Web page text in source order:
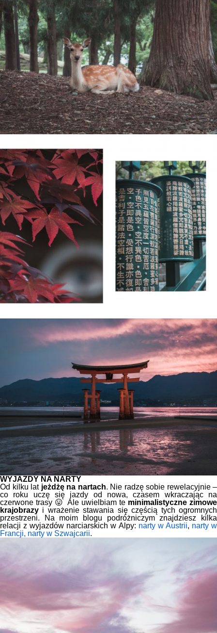
WYJAZDY NA NARTY
Od kilku lat jeżdżę na nartach. Nie radzę sobie rewelacyjnie –
co roku uczę się jazdy od nowa, czasem wkraczając na
czerwone trasy 😛 Ale uwielbiam te minimalistyczne zimowe
krajobrazy i wrażenie stawania się częścią tych ogromnych
przestrzeni. Na moim blogu podróżniczym znajdziesz kilka
relacji z wyjazdów narciarskich w Alpy: narty w Austrii, narty w
Francji, narty w Szwajcarii.